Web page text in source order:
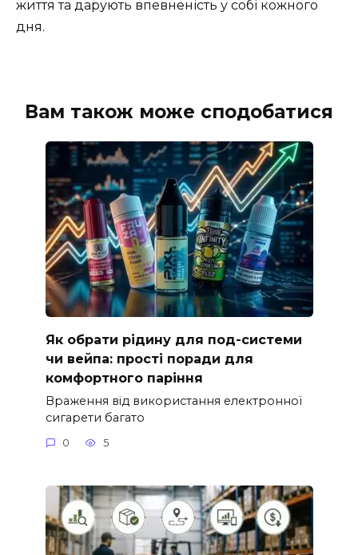
життя та дарують впевненість у собі кожного
дня.
Вам також може сподобатися
Як обрати рідину для под-системи
чи вейпа: прості поради для
комфортного паріння
Враження від використання електронної
сигарети багато
0 5